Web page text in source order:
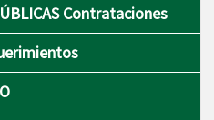
Contrataciones